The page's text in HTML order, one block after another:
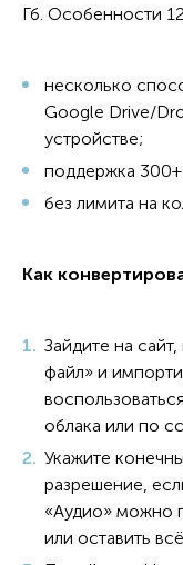
Гб. Особенности
несколько
Google Drive/
устройстве;
поддержка
без лимита на
Как
Зайдите на
файл» и
облака или по
Укажите
разрешение,
«Аудио» можно
или оставить